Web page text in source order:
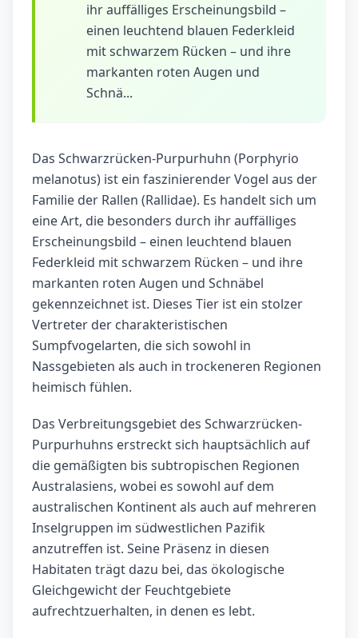
ihr auffälliges Erscheinungsbild –
einen leuchtend blauen Federkleid
mit schwarzem Rücken – und ihre
markanten roten Augen und
Schnä...
Das Schwarzrücken-Purpurhuhn (Porphyrio
melanotus) ist ein faszinierender Vogel aus der
Familie der Rallen (Rallidae). Es handelt sich um
eine Art, die besonders durch ihr auffälliges
Erscheinungsbild – einen leuchtend blauen
Federkleid mit schwarzem Rücken – und ihre
markanten roten Augen und Schnäbel
gekennzeichnet ist. Dieses Tier ist ein stolzer
Vertreter der charakteristischen
Sumpfvogelarten, die sich sowohl in
Nassgebieten als auch in trockeneren Regionen
heimisch fühlen.
Das Verbreitungsgebiet des Schwarzrücken-
Purpurhuhns erstreckt sich hauptsächlich auf
die gemäßigten bis subtropischen Regionen
Australasiens, wobei es sowohl auf dem
australischen Kontinent als auch auf mehreren
Inselgruppen im südwestlichen Pazifik
anzutreffen ist. Seine Präsenz in diesen
Habitaten trägt dazu bei, das ökologische
Gleichgewicht der Feuchtgebiete
aufrechtzuerhalten, in denen es lebt.